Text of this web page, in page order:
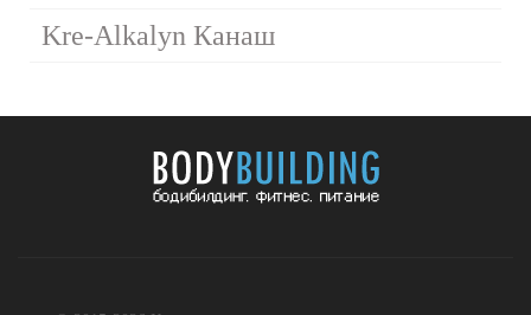
Kre-Alkalyn Канаш